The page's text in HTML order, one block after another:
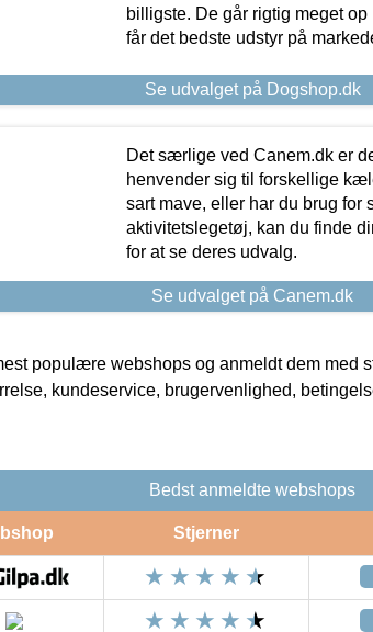
billigste. De går rigtig meget
får det bedste udstyr på
Se udvalget på Dogshop.dk
Det særlige ved Canem.dk er
henvender sig til forskellige
sart mave, eller har du brug
aktivitetslegetøj, kan du finde
for at se deres udvalg.
Se udvalget på Canem.dk
populære webshops og anmeldt dem med
kundeservice, brugervenlighed,
Bedst anmeldte webshops
Stjerner